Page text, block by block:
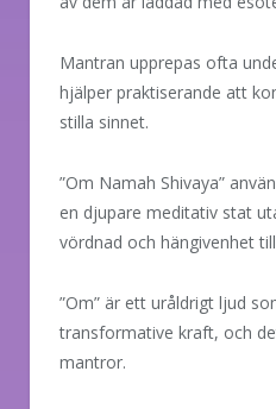
Mantran upprepas ofta
hjälper praktiserande att
stilla sinnet.
”Om Namah Shivaya”
en djupare meditativ stat
vördnad och hängivenhet
”Om” är ett uråldrigt ljud
transformative kraft, och
mantror.